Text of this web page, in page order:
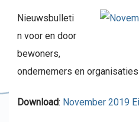
Nieuwsbulleti
n voor en door
bewoners,
ondernemers en
Download: November 2019